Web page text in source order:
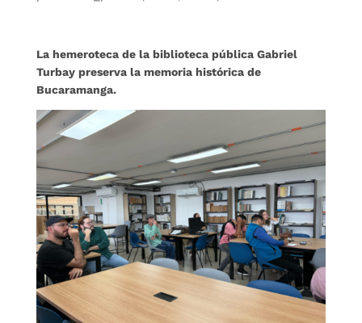
La hemeroteca de la biblioteca pública Gabriel
Turbay preserva la memoria histórica de
Bucaramanga.